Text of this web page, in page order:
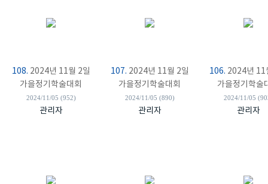
108. 2024년 11월 2일
가을정기학술대회
2024/11/05 (952)
관리자
107. 2024년 11월 2일
가을정기학술대회
2024/11/05 (890)
관리자
106. 2024년 11
가을정기학술
2024/11/05
관리자